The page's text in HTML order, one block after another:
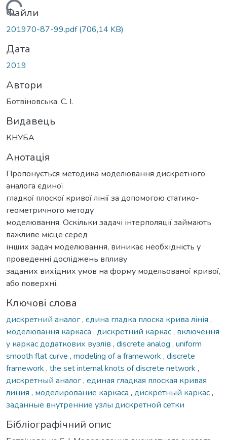
Вантажиться...
Файли
201970-87-99.pdf(706,14 KB)
Дата
2019
Автори
Ботвіновська, С. І.
Видавець
КНУБА
Анотація
Пропонується методика моделювання дискретного
аналога єдиної
гладкої плоскої кривої лінії за допомогою статико-
геометричного методу
моделювання. Оскільки задачі інтерполяції займають
важливе місце серед
інших задач моделювання, виникає необхідність у
проведенні досліджень впливу
заданих вихідних умов на форму модельованої кривої,
або поверхні.
Ключові слова
дискретний аналог, єдина гладка плоска крива лінія ,
моделювання каркаса , дискретний каркас, включення
у каркас додаткових вузлів , discrete analog , uniform
smooth flat curve , modeling of a framework , discrete
framework , the set internal knots of discrete network ,
дискретный аналог, единая гладкая плоская кривая
линия , моделирование каркаса , дискретный каркас,
заданные внутренние узлы дискретной сетки
Бібліографічний опис